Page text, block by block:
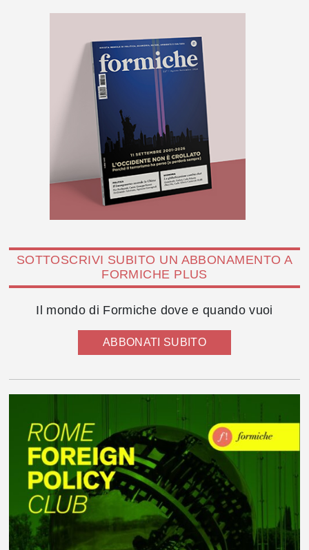
SOTTOSCRIVI SUBITO UN ABBONAMENTO A
FORMICHE PLUS
Il mondo di Formiche dove e quando vuoi
ABBONATI SUBITO